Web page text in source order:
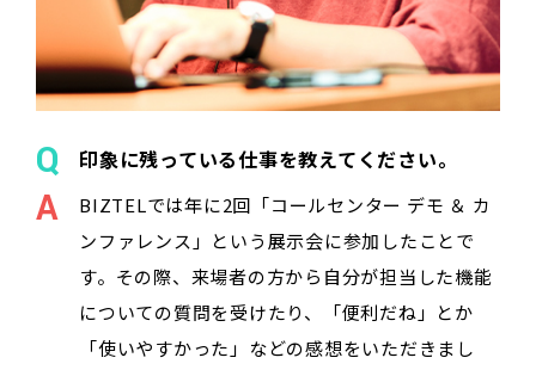
印象に残っている仕事を教えてください。
BIZTELでは年に2回「コールセンター デモ ＆ カ
ンファレンス」という展示会に参加したことで
す。その際、来場者の方から自分が担当した機能
についての質問を受けたり、「便利だね」とか
「使いやすかった」などの感想をいただきまし